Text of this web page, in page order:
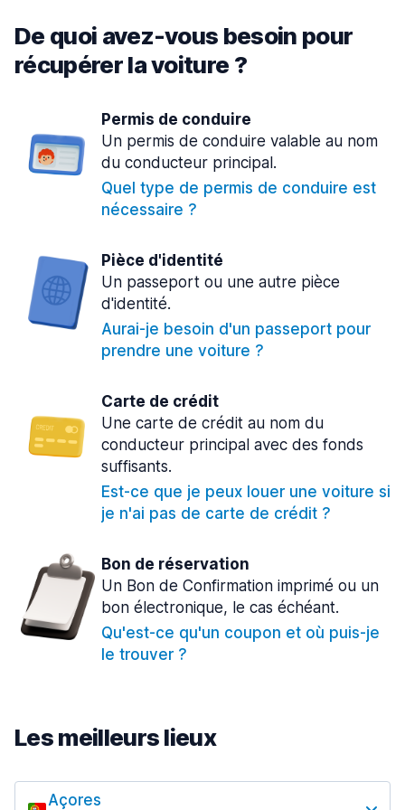
De quoi avez-vous besoin pour
récupérer la voiture ?
Permis de conduire
Un permis de conduire valable au nom
du conducteur principal.
Quel type de permis de conduire est
nécessaire ?
Pièce d'identité
Un passeport ou une autre pièce
d'identité.
Aurai-je besoin d'un passeport pour
prendre une voiture ?
Carte de crédit
Une carte de crédit au nom du
conducteur principal avec des fonds
suffisants.
Est-ce que je peux louer une voiture si
je n'ai pas de carte de crédit ?
Bon de réservation
Un Bon de Confirmation imprimé ou un
bon électronique, le cas échéant.
Qu'est-ce qu'un coupon et où puis-je
le trouver ?
Les meilleurs lieux
Açores